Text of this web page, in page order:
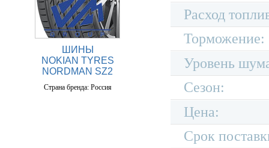
ШИНЫ
NOKIAN TYRES
NORDMAN SZ2
Страна бренда: Россия
Расход
Торможение:
Уровень
Сезон:
Цена:
Срок